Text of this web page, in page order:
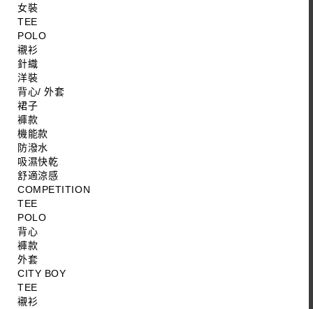
女裝
TEE
POLO
襯衫
針織
洋裝
背心/ 外套
裙子
褲款
機能款
防潑水
吸濕快乾
舒適涼感
COMPETITION
TEE
POLO
背心
褲款
外套
CITY BOY
TEE
襯衫